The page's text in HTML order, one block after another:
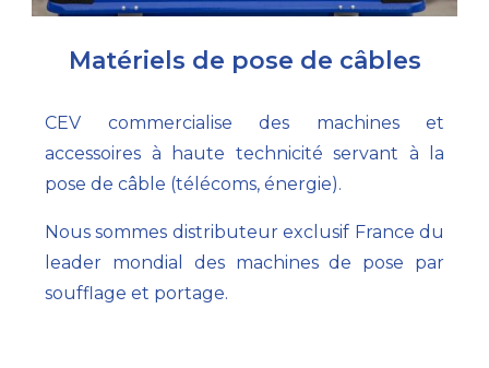
Matériels de pose de câbles
CEV commercialise des machines et
accessoires à haute technicité servant à la
pose de câble (télécoms, énergie).
Nous sommes distributeur exclusif France du
leader mondial des machines de pose par
soufflage et portage.